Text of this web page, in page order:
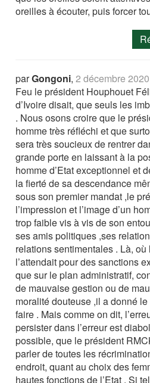
oreilles à écouter, puis forcer
parGongoni,2 décembre
Feu le président Houphouet
d’Ivoire disait, que seuls les
. Nous osons croire que le
homme très réfléchi et que
sera très soucieux de rentrer
grande porte en laissant à la
homme d’Etat exceptionnel et
la fierté de sa descendance
sous son premier mandat ,le
l’impression et l’image d’un
trop faible vis à vis de son
ses amis politiques ,ses
relations sentimentales . Là,
l’attendait pour des sanctions
que sur le plan administratif,
de mauvaise gestion ou de
moralité douteuse ,il a donné
faire . Mais comme on dit,
persister dans l’erreur est
possible, que le président
parler de toutes les
endroit, quant au choix des
hautes fonctions de l’Etat . Si